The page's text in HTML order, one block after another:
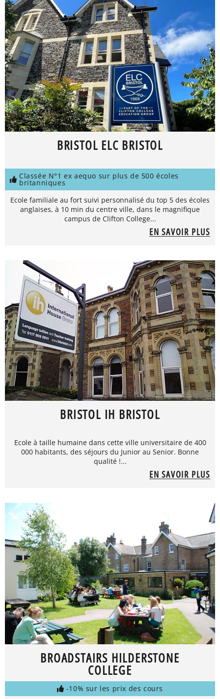
BRISTOL ELC BRISTOL
Classée N°1 ex aequo sur plus de 500 écoles
britanniques
Ecole familiale au fort suivi personnalisé du top 5 des écoles
anglaises, à 10 min du centre ville, dans le magnifique
campus de Clifton College...
EN SAVOIR PLUS
BRISTOL IH BRISTOL
Ecole à taille humaine dans cette ville universitaire de 400
000 habitants, des séjours du Junior au Senior. Bonne
qualité !...
EN SAVOIR PLUS
BROADSTAIRS HILDERSTONE
COLLEGE
-10% sur les prix des cours